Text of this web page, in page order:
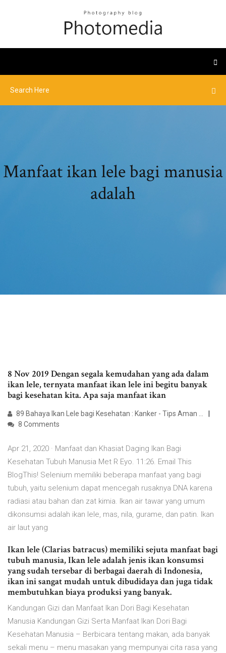
Manfaat ikan lele bagi manusia
adalah
8 Nov 2019 Dengan segala kemudahan yang ada dalam
ikan lele, ternyata manfaat ikan lele ini begitu banyak
bagi kesehatan kita. Apa saja manfaat ikan
89 Bahaya Ikan Lele bagi Kesehatan : Kanker - Tips Aman ...
8 Comments
Apr 21, 2020 · Manfaat dan Khasiat Daging Ikan Bagi
Kesehatan Tubuh Manusia Met R Eyo. 11:26. Email This
BlogThis! Selenium memiliki beberapa manfaat yang bagi
tubuh, yaitu selenium dapat mencegah rusaknya DNA karena
radiasi atau bahan dan zat kimia. Ikan air tawar yang umum
dikonsumsi adalah ikan lele, mas, nila, gurame, dan patin. Ikan
air laut yang
Ikan lele (Clarias batracus) memiliki sejuta manfaat bagi
tubuh manusia, Ikan lele adalah jenis ikan konsumsi
yang sudah tersebar di berbagai daerah di Indonesia,
ikan ini sangat mudah untuk dibudidaya dan juga tidak
membutuhkan biaya produksi yang banyak.
Kandungan Gizi dan Manfaat Ikan Dori Bagi Kesehatan
Manusia Kandungan Gizi Serta Manfaat Ikan Dori Bagi
Kesehatan Manusia – Berbicara tentang makan, ada banyak
sekali menu – menu masakan yang mempunyai cita rasa yang